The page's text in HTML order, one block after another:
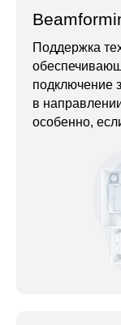
Поддержка
подключение
в
особенно,